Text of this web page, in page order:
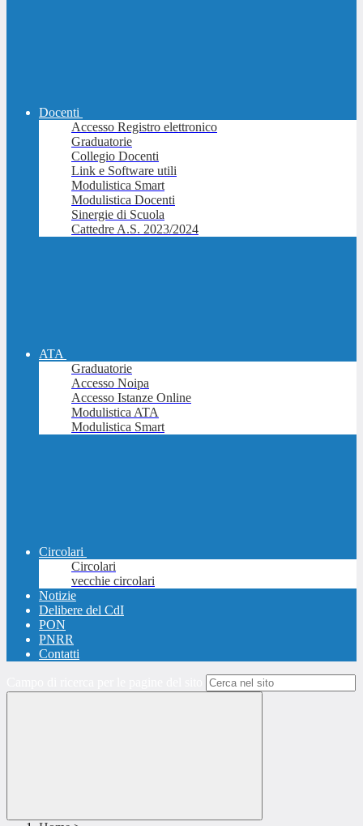
Docenti
Accesso Registro elettronico
Graduatorie
Collegio Docenti
Link e Software utili
Modulistica Smart
Modulistica Docenti
Sinergie di Scuola
Cattedre A.S. 2023/2024
ATA
Graduatorie
Accesso Noipa
Accesso Istanze Online
Modulistica ATA
Modulistica Smart
Circolari
Circolari
vecchie circolari
Notizie
Delibere del CdI
PON
PNRR
Contatti